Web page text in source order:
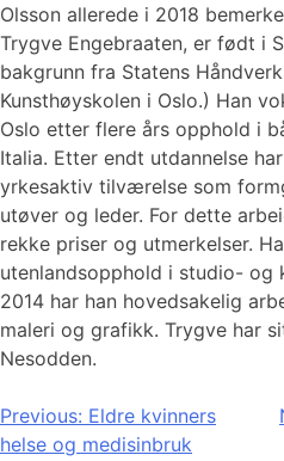
Olsson allerede i 2018
Trygve Engebraaten, er født i
bakgrunn fra Statens
Kunsthøyskolen i Oslo.) Han
Oslo etter flere års opphold i
Italia. Etter endt utdannelse
yrkesaktiv tilværelse som
utøver og leder. For dette
rekke priser og utmerkelser.
utenlandsopphold i studio- og
2014 har han hovedsakelig
maleri og grafikk. Trygve har
Nesodden.
Innleggsnavigasjon
Previous: Eldre kvinners
helse og medisinbruk